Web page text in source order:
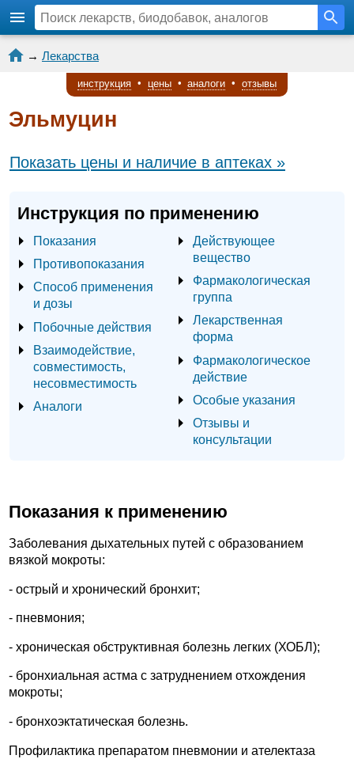
→ Лекарства
инструкция • цены • аналоги • отзывы
Эльмуцин
Показать цены и наличие в аптеках »
Инструкция по применению
Показания
Противопоказания
Способ применения
и дозы
Побочные действия
Взаимодействие,
совместимость,
несовместимость
Аналоги
Действующее
вещество
Фармакологическая
группа
Лекарственная
форма
Фармакологическое
действие
Особые указания
Отзывы и
консультации
Показания к применению
Заболевания дыхательных путей с образованием
вязкой мокроты:
- острый и хронический бронхит;
- пневмония;
- хроническая обструктивная болезнь легких (ХОБЛ);
- бронхиальная астма с затруднением отхождения
мокроты;
- бронхоэктатическая болезнь.
Профилактика препаратом пневмонии и ателектаза